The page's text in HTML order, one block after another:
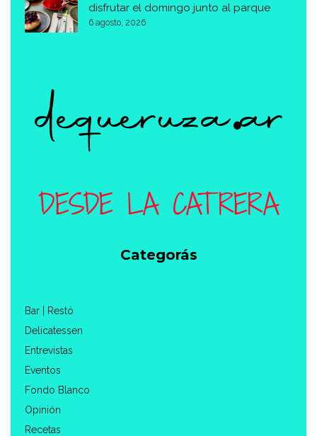
disfrutar el domingo junto al parque
6 agosto, 2026
Categorás
Bar | Restó
Delicatessen
Entrevistas
Eventos
Fondo Blanco
Opinión
Recetas